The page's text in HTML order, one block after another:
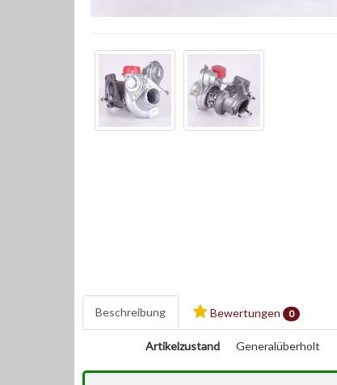
Beschreibung Bewertungen 0
Artikelzustand Generalüberholt